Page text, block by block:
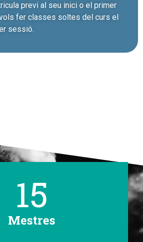
previ al seu inici o el primer
fer classes soltes del curs el
sessió.
Mestres
15